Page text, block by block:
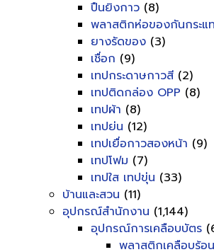
ปืนยิงกาว (8)
พลาสติกห่อของกันกระแ
ยางรัดของ (3)
เชื่อก (9)
เทปกระดาษกาวสี (2)
เทปติดกล่อง OPP (8)
เทปผ้า (8)
เทปย่น (12)
เทปเยื่อกาวสองหน้า (9)
เทปโฟม (7)
เทปใส เทปขุ่น (33)
บ้านและสวน (11)
อุปกรณ์สำนักงาน (1,144)
อุปกรณ์การเคลือบบัตร
พลาสติกเคลือบร้อน